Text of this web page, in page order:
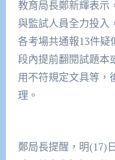
教育局長鄭新輝表示
與監試人員全力投入
各考場共通報13件疑
段內提前翻閱試題本
用不符規定文具等，
理。
鄭局長提醒，明(17)